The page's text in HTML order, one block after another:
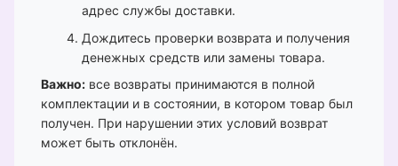
адрес службы доставки.
Дождитесь проверки возврата и получения
денежных средств или замены товара.
Важно: все возвраты принимаются в полной
комплектации и в состоянии, в котором товар был
получен. При нарушении этих условий возврат
может быть отклонён.